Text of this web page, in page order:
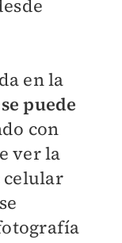
en la
puede
con
ver la
celular